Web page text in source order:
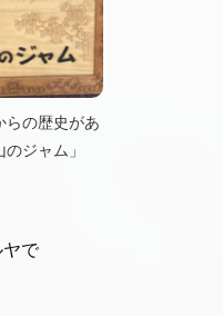
らの歴史があ
ジャム」
で